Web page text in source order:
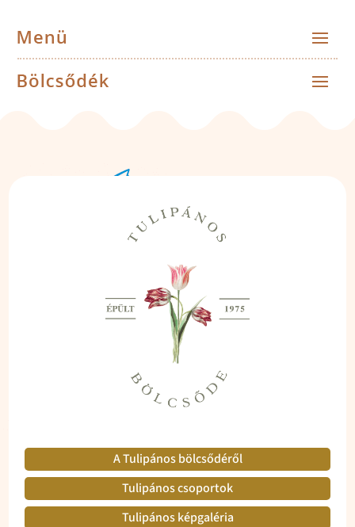
A Tulipános bölcsődéről
Tulipános csoportok
Tulipános képgaléria